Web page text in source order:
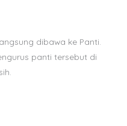
dibawa ke Panti.
panti tersebut di